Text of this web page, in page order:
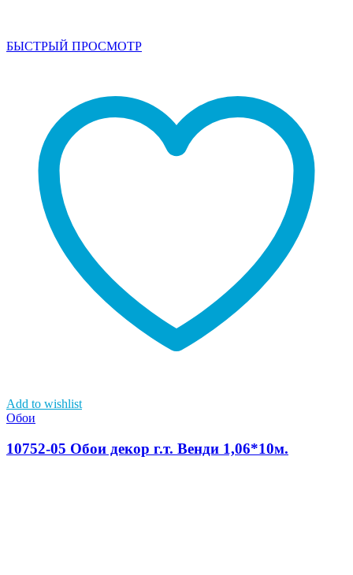
БЫСТРЫЙ ПРОСМОТР
Add to wishlist
Обои
10752-05 Обои декор г.т. Венди 1,06*10м.